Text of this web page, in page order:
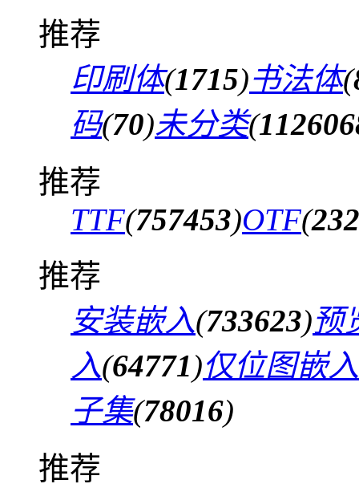
推荐
印刷体(1715)书法体(
码(70)未分类(
推荐
TTF(757453)OTF(
推荐
安装嵌入(733623)预
入(64771)仅位图嵌入
子集(78016)
推荐